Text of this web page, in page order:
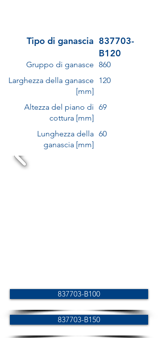
Tipo di ganascia 837703-
B120
Gruppo di ganasce 860
Larghezza della ganasce
[mm]
120
Altezza del piano di
cottura [mm]
69
Lunghezza della
ganascia [mm]
60
837703-B100
837703-B150